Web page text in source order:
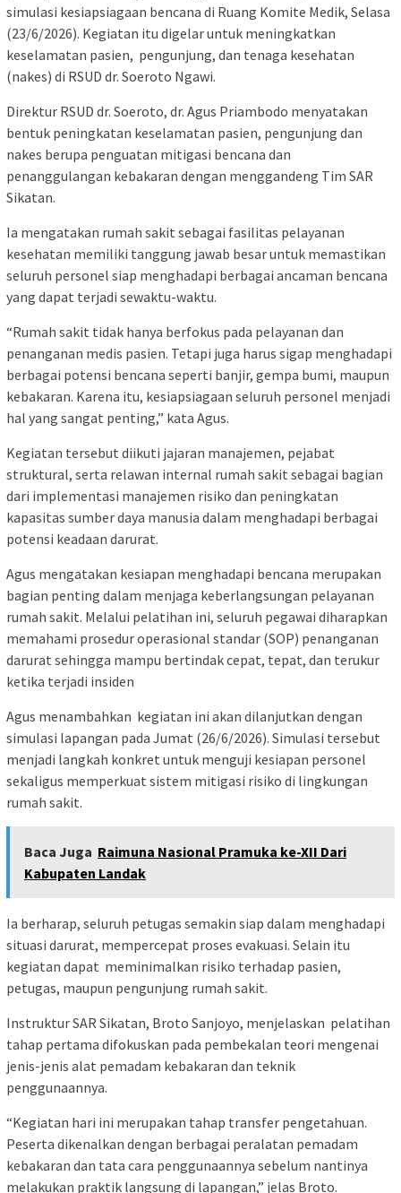
simulasi kesiapsiagaan bencana di Ruang Komite Medik, Selasa
(23/6/2026). Kegiatan itu digelar untuk meningkatkan
keselamatan pasien, pengunjung, dan tenaga kesehatan
(nakes) di RSUD dr. Soeroto Ngawi.
Direktur RSUD dr. Soeroto, dr. Agus Priambodo menyatakan
bentuk peningkatan keselamatan pasien, pengunjung dan
nakes berupa penguatan mitigasi bencana dan
penanggulangan kebakaran dengan menggandeng Tim SAR
Sikatan.
Ia mengatakan rumah sakit sebagai fasilitas pelayanan
kesehatan memiliki tanggung jawab besar untuk memastikan
seluruh personel siap menghadapi berbagai ancaman bencana
yang dapat terjadi sewaktu-waktu.
“Rumah sakit tidak hanya berfokus pada pelayanan dan
penanganan medis pasien. Tetapi juga harus sigap menghadapi
berbagai potensi bencana seperti banjir, gempa bumi, maupun
kebakaran. Karena itu, kesiapsiagaan seluruh personel menjadi
hal yang sangat penting,” kata Agus.
Kegiatan tersebut diikuti jajaran manajemen, pejabat
struktural, serta relawan internal rumah sakit sebagai bagian
dari implementasi manajemen risiko dan peningkatan
kapasitas sumber daya manusia dalam menghadapi berbagai
potensi keadaan darurat.
Agus mengatakan kesiapan menghadapi bencana merupakan
bagian penting dalam menjaga keberlangsungan pelayanan
rumah sakit. Melalui pelatihan ini, seluruh pegawai diharapkan
memahami prosedur operasional standar (SOP) penanganan
darurat sehingga mampu bertindak cepat, tepat, dan terukur
ketika terjadi insiden
Agus menambahkan kegiatan ini akan dilanjutkan dengan
simulasi lapangan pada Jumat (26/6/2026). Simulasi tersebut
menjadi langkah konkret untuk menguji kesiapan personel
sekaligus memperkuat sistem mitigasi risiko di lingkungan
rumah sakit.
Baca Juga Raimuna Nasional Pramuka ke-XII Dari
Kabupaten Landak
Ia berharap, seluruh petugas semakin siap dalam menghadapi
situasi darurat, mempercepat proses evakuasi. Selain itu
kegiatan dapat meminimalkan risiko terhadap pasien,
petugas, maupun pengunjung rumah sakit.
Instruktur SAR Sikatan, Broto Sanjoyo, menjelaskan pelatihan
tahap pertama difokuskan pada pembekalan teori mengenai
jenis-jenis alat pemadam kebakaran dan teknik
penggunaannya.
“Kegiatan hari ini merupakan tahap transfer pengetahuan.
Peserta dikenalkan dengan berbagai peralatan pemadam
kebakaran dan tata cara penggunaannya sebelum nantinya
melakukan praktik langsung di lapangan,” jelas Broto.